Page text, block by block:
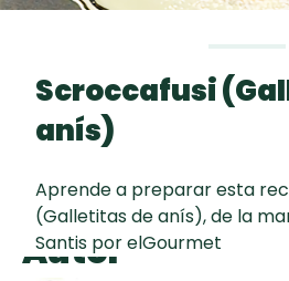
Scroccafusi
anís)
Aprende a preparar esta
(Galletitas de anís), de la
Santis por elGourmet
Autor